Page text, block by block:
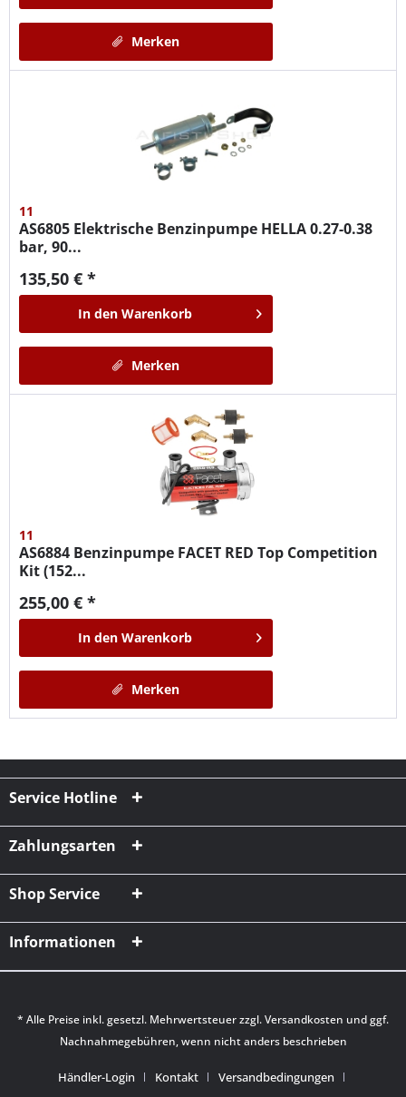
Merken
11
AS6805 Elektrische Benzinpumpe HELLA 0.27-0.38
bar, 90...
135,50 € *
In den Warenkorb
Merken
11
AS6884 Benzinpumpe FACET RED Top Competition
Kit (152...
255,00 € *
In den Warenkorb
Merken
Service Hotline
Zahlungsarten
Shop Service
Informationen
* Alle Preise inkl. gesetzl. Mehrwertsteuer zzgl.Versandkosten und ggf.
Nachnahmegebühren, wenn nicht anders beschrieben
Händler-Login Kontakt Versandbedingungen